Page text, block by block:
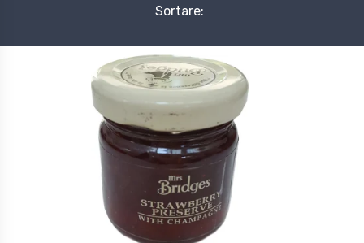
Sortare: